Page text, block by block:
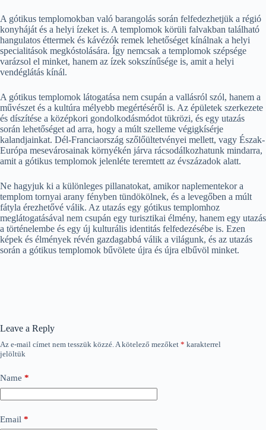
A gótikus templomokban való barangolás során felfedezhetjük a régió
konyháját és a helyi ízeket is. A templomok körüli falvakban található
hangulatos éttermek és kávézók remek lehetőséget kínálnak a helyi
specialitások megkóstolására. Így nemcsak a templomok szépsége
varázsol el minket, hanem az ízek sokszínűsége is, amit a helyi
vendéglátás kínál.
A gótikus templomok látogatása nem csupán a vallásról szól, hanem a
művészet és a kultúra mélyebb megértéséről is. Az épületek szerkezete
és díszítése a középkori gondolkodásmódot tükrözi, és egy utazás
során lehetőséget ad arra, hogy a múlt szelleme végigkísérje
kalandjainkat. Dél-Franciaország szőlőültetvényei mellett, vagy Észak-
Európa mesevárosainak környékén járva rácsodálkozhatunk mindarra,
amit a gótikus templomok jelenléte teremtett az évszázadok alatt.
Ne hagyjuk ki a különleges pillanatokat, amikor naplementekor a
templom tornyai arany fényben tündökölnek, és a levegőben a múlt
fátyla érezhetővé válik. Az utazás egy gótikus templomhoz
meglátogatásával nem csupán egy turisztikai élmény, hanem egy utazás
a történelembe és egy új kulturális identitás felfedezésébe is. Ezen
képek és élmények révén gazdagabbá válik a világunk, és az utazás
során a gótikus templomok bűvölete újra és újra elbűvöl minket.
Leave a Reply
Az e-mail címet nem tesszük közzé.A kötelező mezőket * karakterrel
jelöltük
Name *
Email *